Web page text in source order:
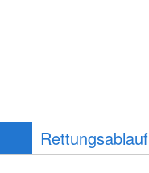
Rettungsablauf